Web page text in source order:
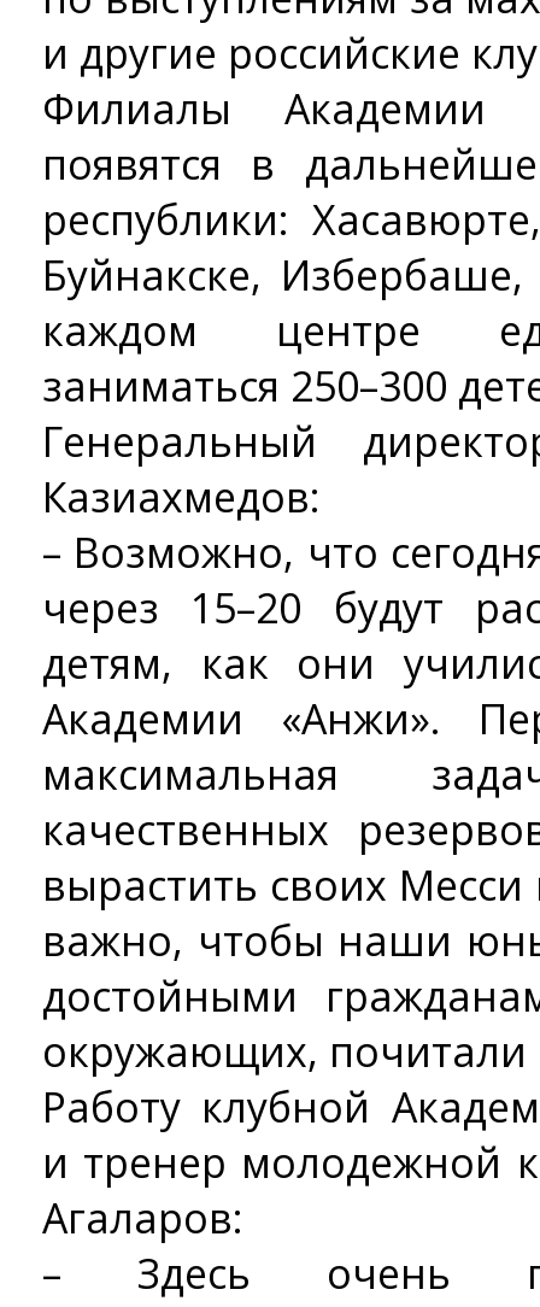
и другие российские
Филиалы Академии
появятся в
республики:
Буйнакске,
каждом центре
заниматься 250–300
Генеральный
Казиахмедов:
– Возможно, что
через 15–20 будут
детям, как они
Академии «Анжи».
максимальная
качественных
вырастить своих
важно, чтобы наши
достойными
окружающих, почитали
Работу клубной
и тренер молодежной
Агаларов:
– Здесь очень